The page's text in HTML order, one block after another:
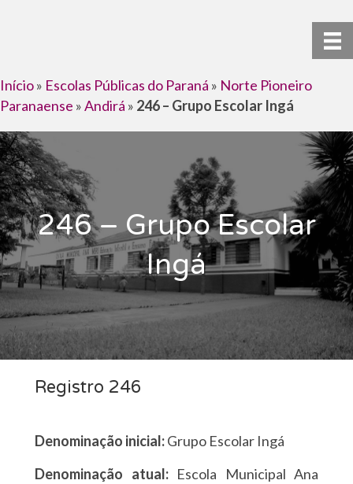
Início» Escolas Públicas do Paraná » Norte Pioneiro
Paranaense »Andirá » 246 – Grupo Escolar Ingá
246 – Grupo Escolar
Ingá
Registro 246
Denominação inicial:Grupo Escolar Ingá
Denominação atual:Escola Municipal Ana